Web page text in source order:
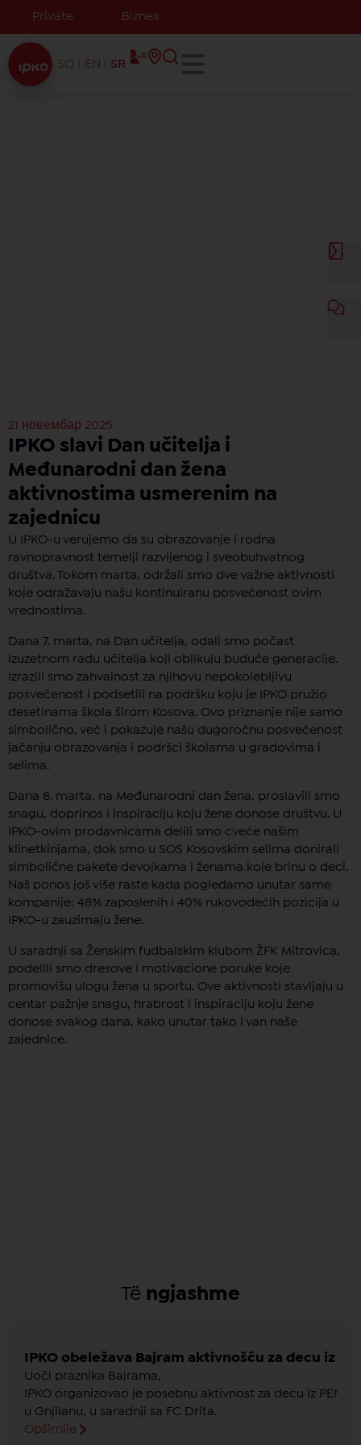
Private Biznes
SQ EN SR
21 новембар 2025
IPKO slavi Dan učitelja i
Međunarodni dan žena
aktivnostima usmerenim na
zajednicu
U IPKO-u verujemo da su obrazovanje i rodna
ravnopravnost temelji razvijenog i sveobuhvatnog
društva. Tokom marta, održali smo dve važne aktivnosti
koje odražavaju našu kontinuiranu posvećenost ovim
vrednostima.
Dana 7. marta, na Dan učitelja, odali smo počast
izuzetnom radu učitelja koji oblikuju buduće generacije.
Izrazili smo zahvalnost za njihovu nepokolebljivu
posvećenost i podsetili na podršku koju je IPKO pružio
desetinama škola širom Kosova. Ovo priznanje nije samo
simbolično, već i pokazuje našu dugoročnu posvećenost
jačanju obrazovanja i podršci školama u gradovima i
selima.
Dana 8. marta, na Međunarodni dan žena, proslavili smo
snagu, doprinos i inspiraciju koju žene donose društvu. U
IPKO-ovim prodavnicama delili smo cveće našim
klinetkinjama, dok smo u SOS Kosovskim selima donirali
simbolične pakete devojkama i ženama koje brinu o deci.
Naš ponos još više raste kada pogledamo unutar same
kompanije: 48% zaposlenih i 40% rukovodećih pozicija u
IPKO-u zauzimaju žene.
U saradnji sa Ženskim fudbalskim klubom ŽFK Mitrovica,
podelili smo dresove i motivacione poruke koje
promovišu ulogu žena u sportu. Ove aktivnosti stavljaju u
centar pažnje snagu, hrabrost i inspiraciju koju žene
donose svakog dana, kako unutar tako i van naše
zajednice.
Të ngjashme
IPKO obeležava Bajram aktivnošću za decu iz
Uoči praznika Bajrama,
IPKO organizovao je posebnu aktivnost za decu iz PEMA
u Gnjilanu, u saradnji sa FC Drita.
Opširnije